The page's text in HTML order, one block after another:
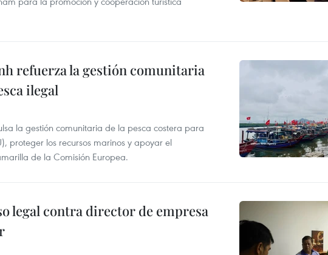
refuerza la gestión comunitaria
ilegal
la gestión comunitaria de la pesca costera para
proteger los recursos marinos y apoyar el
de la Comisión Europea.
legal contra director de empresa